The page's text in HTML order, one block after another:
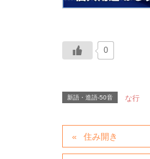
0
新語・造語-50音 な行
住み開き